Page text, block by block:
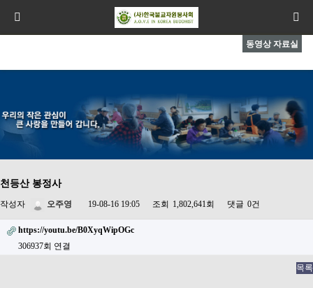
동영상 자료실
천등산 봉정사
작성자 오주영 19-08-16 19:05 조회 1,802,641회 댓글 0건
https://youtu.be/B0XyqWipOGc
306937회 연결
목록